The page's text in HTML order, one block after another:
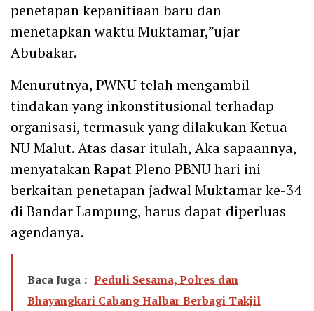
penetapan kepanitiaan baru dan
menetapkan waktu Muktamar,”ujar
Abubakar.
Menurutnya, PWNU telah mengambil
tindakan yang inkonstitusional terhadap
organisasi, termasuk yang dilakukan Ketua
NU Malut. Atas dasar itulah, Aka sapaannya,
menyatakan Rapat Pleno PBNU hari ini
berkaitan penetapan jadwal Muktamar ke-34
di Bandar Lampung, harus dapat diperluas
agendanya.
Baca Juga : Peduli Sesama, Polres dan
Bhayangkari Cabang Halbar Berbagi Takjil